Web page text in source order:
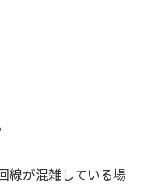
線が混雑している場